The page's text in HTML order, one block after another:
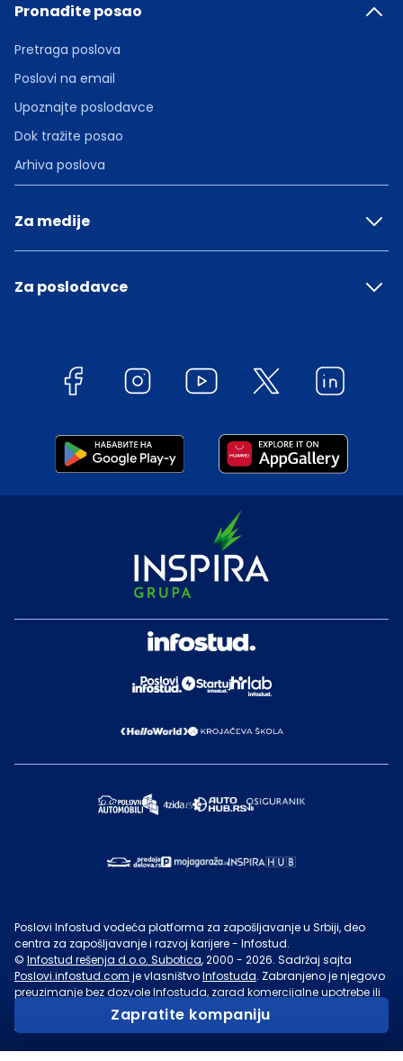
Zapratite kompaniju
Pronađite posao
Pretraga poslova
Poslovi na email
Upoznajte poslodavce
Dok tražite posao
Arhiva poslova
Za medije
Za poslodavce
Poslovi Infostud vodeća platforma za zapošljavanje u Srbiji, deo
centra za zapošljavanje i razvoj karijere - Infostud.
© Infostud rešenja d.o.o. Subotica, 2000 - 2026. Sadržaj sajta
Poslovi.infostud.com je vlasništvoInfostuda. Zabranjeno je njegovo
preuzimanje bez dozvoleInfostuda, zarad komercijalne upotrebe ili
u druge svrhe, osim za lične potrebe posetilaca sajta.